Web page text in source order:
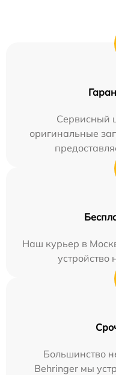
Сервисный
оригинальные
Наш курьер в
устройство
Большинство
Behringer мы